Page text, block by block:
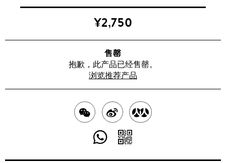
¥2,750
售罄
抱歉，此产品已经售罄。
浏览推荐产品
分
享
分
享
分
分
享 享